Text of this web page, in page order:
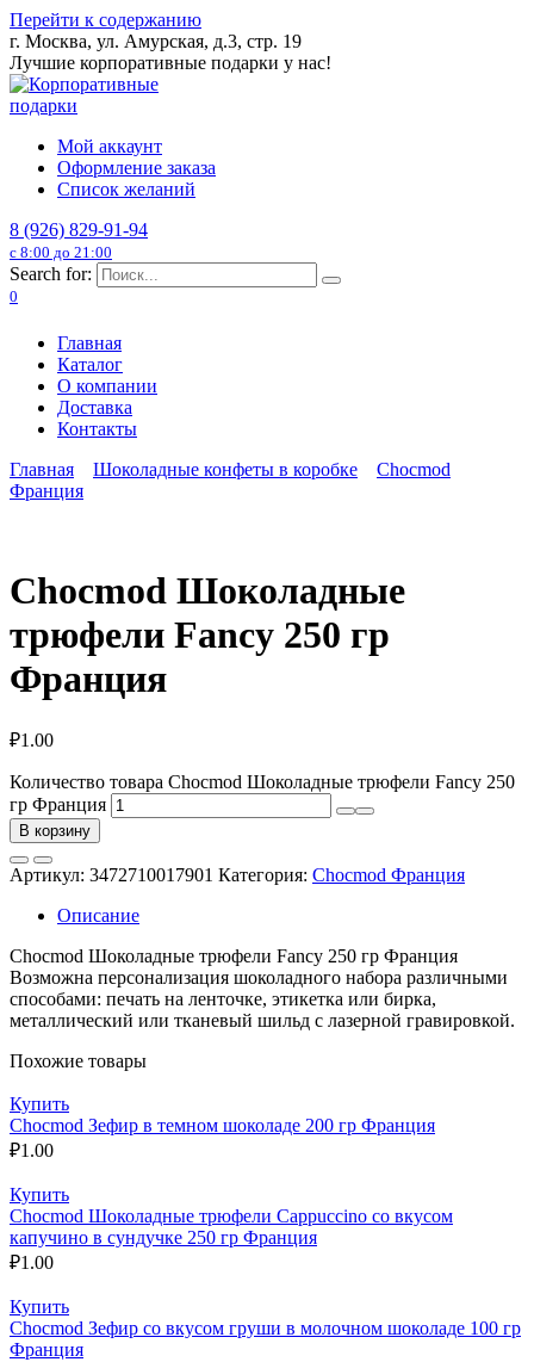
Перейти к содержанию
г. Москва, ул. Амурская, д.3, стр. 19
Лучшие корпоративные подарки у нас!
Мой аккаунт
Оформление заказа
Список желаний
8 (926) 829-91-94
с 8:00 до 21:00
Search for:
0
Главная
Каталог
О компании
Доставка
Контакты
Главная
Шоколадные конфеты в коробке
Chocmod
Франция
Chocmod Шоколадные
трюфели Fancy 250 гр
Франция
₽1.00
Количество товара Chocmod Шоколадные трюфели Fancy 250
гр Франция
В корзину
Артикул: 3472710017901 Категория: Chocmod Франция
Описание
Chocmod Шоколадные трюфели Fancy 250 гр Франция
Возможна персонализация шоколадного набора различными
способами: печать на ленточке, этикетка или бирка,
металлический или тканевый шильд с лазерной гравировкой.
Похожие товары
Купить
Chocmod Зефир в темном шоколаде 200 гр Франция
₽1.00
Купить
Chocmod Шоколадные трюфели Cappuccino со вкусом
капучино в сундучке 250 гр Франция
₽1.00
Купить
Chocmod Зефир со вкусом груши в молочном шоколаде 100 гр
Франция